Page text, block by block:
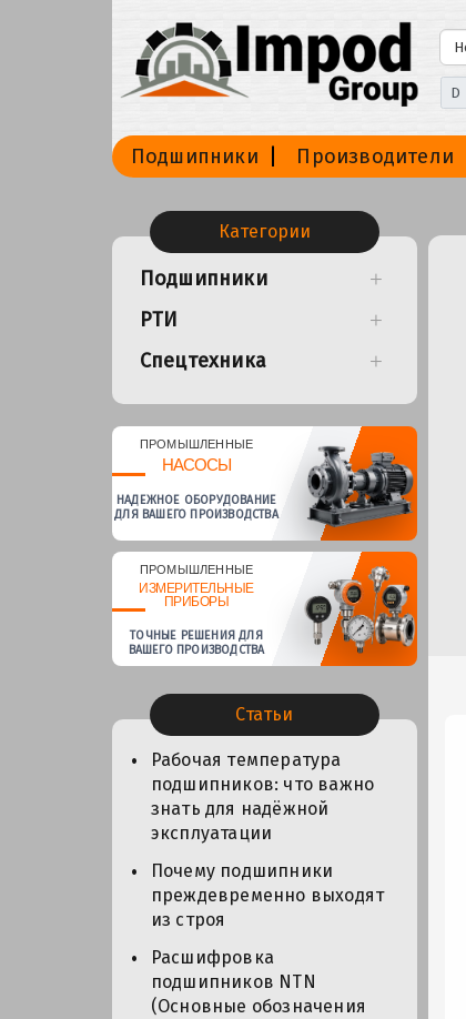
D
Подшипники Производители
Категории
Подшипники
РТИ
Спецтехника
ПРОМЫШЛЕННЫЕ
НАСОСЫ
НАДЕЖНОЕ ОБОРУДОВАНИЕ
ДЛЯ ВАШЕГО ПРОИЗВОДСТВА
ПРОМЫШЛЕННЫЕ
ИЗМЕРИТЕЛЬНЫЕ
ПРИБОРЫ
ТОЧНЫЕ РЕШЕНИЯ ДЛЯ
ВАШЕГО ПРОИЗВОДСТВА
Статьи
Рабочая температура
подшипников: что важно
знать для надёжной
эксплуатации
Почему подшипники
преждевременно выходят
из строя
Расшифровка
подшипников NTN
(Основные обозначения